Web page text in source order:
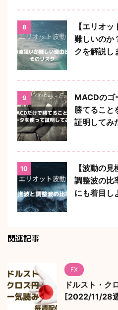
8
【エリオ
難しいのか
クを解説し
9
MACDのゴ
勝てること
証明してみ
10
【波動の
調整波の比
にも着目し
関連記事
FX
ドルスト・ク
[2022/11/28